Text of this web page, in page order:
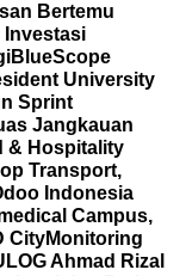
Bertemu
Investasi
BlueScope
University
Sprint
Jangkauan
& Hospitality
Transport,
Indonesia
Campus,
CityMonitoring
Ahmad Rizal